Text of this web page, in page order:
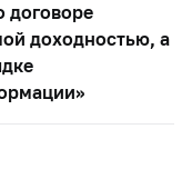
договоре
доходностью, а